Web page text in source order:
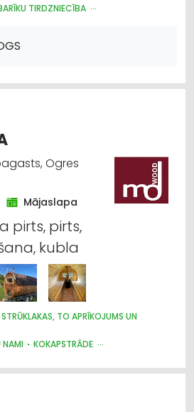
TIRDZNIECĪBA
Ogres
Mājaslapa
pirts, pirts,
kubla
TO APRĪKOJUMS UN
NAMI
KOKAPSTRĀDE
SAGATAVES